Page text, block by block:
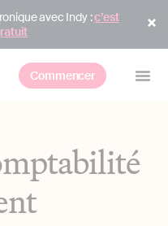
avec Indy :c’est
Commencer